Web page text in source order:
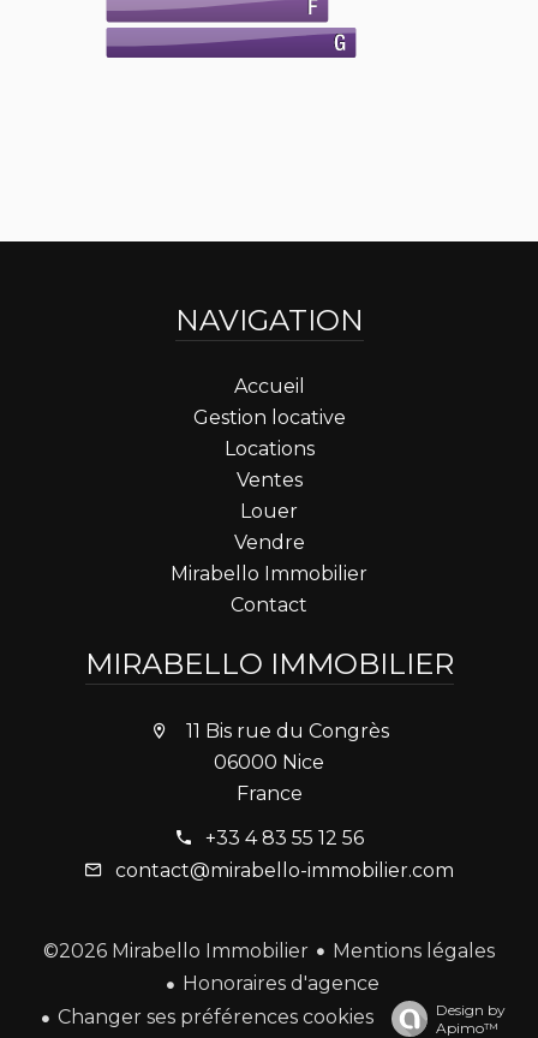
NAVIGATION
Accueil
Gestion locative
Locations
Ventes
Louer
Vendre
Mirabello Immobilier
Contact
MIRABELLO IMMOBILIER
11 Bis rue du Congrès
06000 Nice
France
+33 4 83 55 12 56
contact@mirabello-immobilier.com
©2026 Mirabello Immobilier
Mentions légales
Honoraires d'agence
Changer ses préférences cookies
Design by
Apimo™